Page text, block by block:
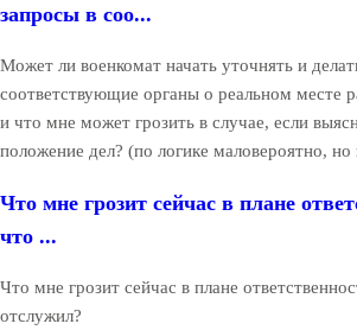
запросы в соо...
Может ли военкомат начать уточнять и
соответствующие органы о реальном месте
и что мне может грозить в случае, если
положение дел? (по логике маловероятно, но
Что мне грозит сейчас в плане
что ...
Что мне грозит сейчас в плане
отслужил?